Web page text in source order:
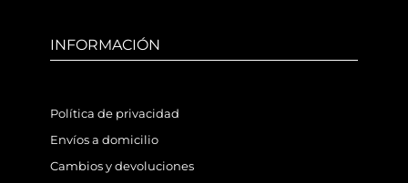
INFORMACIÓN
Política de privacidad
Envíos a domicilio
Cambios y devoluciones